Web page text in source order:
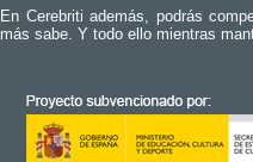
En Cerebriti además, podrás
más sabe. Y todo ello mientras